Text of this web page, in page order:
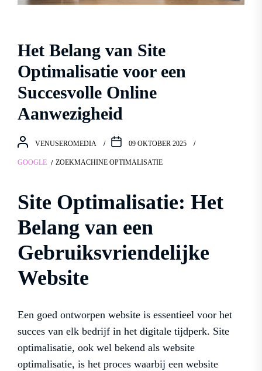
Het Belang van Site
Optimalisatie voor een
Succesvolle Online
Aanwezigheid
VENUSEROMEDIA 09 OKTOBER 2025
GOOGLE ZOEKMACHINE OPTIMALISATIE
Site Optimalisatie: Het
Belang van een
Gebruiksvriendelijke
Website
Een goed ontworpen website is essentieel voor het
succes van elk bedrijf in het digitale tijdperk. Site
optimalisatie, ook wel bekend als website
optimalisatie, is het proces waarbij een website